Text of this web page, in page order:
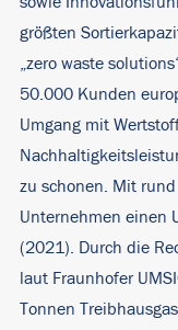
größten
„zero waste
50.000 Kunden
Umgang mit
zu schonen. Mit
Unternehmen einen
(2021). Durch die
laut Fraunhofer
Tonnen